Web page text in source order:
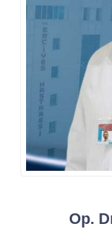
Op.